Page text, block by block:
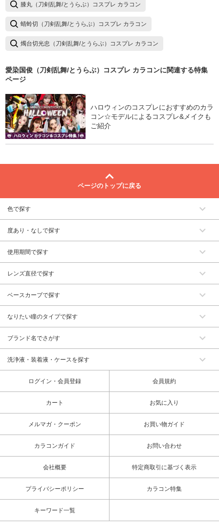
膝丸（刀剣乱舞/とうらぶ）コスプレ カラコン
蜻蛉切（刀剣乱舞/とうらぶ）コスプレ カラコン
燭台切光忠（刀剣乱舞/とうらぶ）コスプレ カラコン
愛染国俊（刀剣乱舞/とうらぶ）コスプレ カラコンに関連する特集
ページ
ハロウィンのコスプレにおすすめのカラ
コン☆モデルによるコスプレ&メイクも
ご紹介
ページのトップに戻る
色で探す
度あり・なしで探す
使用期間で探す
レンズ直径で探す
ベースカーブで探す
なりたい瞳のタイプで探す
ブランド名でさがす
洗浄液・装着液・ケースを探す
ログイン・会員登録 会員規約
カート お気に入り
メルマガ・クーポン お買い物ガイド
カラコンガイド お問い合わせ
会社概要 特定商取引に基づく表示
プライバシーポリシー カラコン特集
キーワード一覧